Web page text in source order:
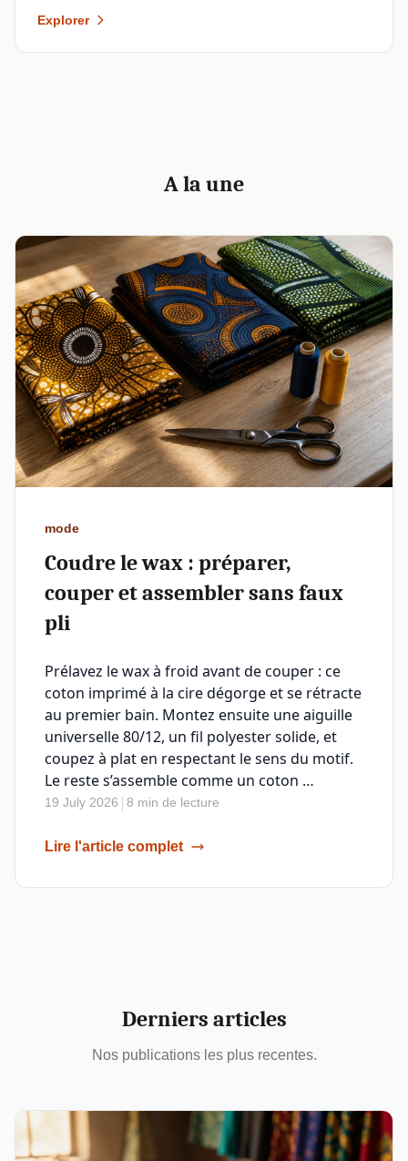
Explorer
A la une
mode
Coudre le wax : préparer,
couper et assembler sans faux
pli
Prélavez le wax à froid avant de couper : ce
coton imprimé à la cire dégorge et se rétracte
au premier bain. Montez ensuite une aiguille
universelle 80/12, un fil polyester solide, et
coupez à plat en respectant le sens du motif.
Le reste s’assemble comme un coton …
19 July 2026 | 8 min de lecture
Lire l'article complet
Derniers articles
Nos publications les plus recentes.